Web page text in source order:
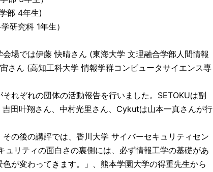
部 4年生)
究科 1年生）
場では伊藤 快晴さん (東海大学 文理融合学部人間情報
さん (高知工科大学 情報学群コンピュータサイエンス専
れぞれの団体の活動報告を行いました。SETOKUは副
田叶翔さん、中村光里さん、Cykutは山本一真さんが行
の後の講評では、香川大学 サイバーセキュリティセン
ュリティの面白さの裏側には、必ず情報工学の基礎があ
が変わってきます。」、熊本学園大学の得重先生から